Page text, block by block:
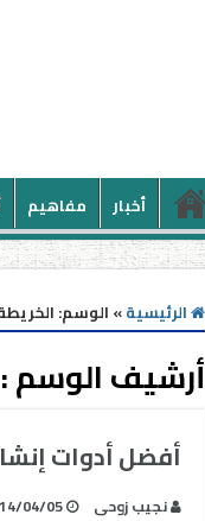
أخبار مفاهيم
الرئيسية» الوسم:
أرشيف الوسم :
أفضل أدوات
نجيب زوحى 04/05